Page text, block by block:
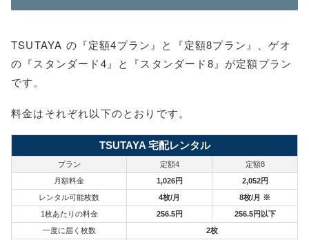
TSUTAYA の『定額4プラン』と『定額8プラン』、ゲオ
の『スタンダード4』と『スタンダード8』が定額プラン
です。
料金はそれぞれ以下のとおりです。
TSUTAYA 宅配レンタル
プラン 定額4
定額8
月額料金
1,026円
2,052円
レンタル可能枚数
4枚/月
8枚/月 ※
1枚あたりの料金
256.5円
256.5円以下
一度に届く枚数
2枚